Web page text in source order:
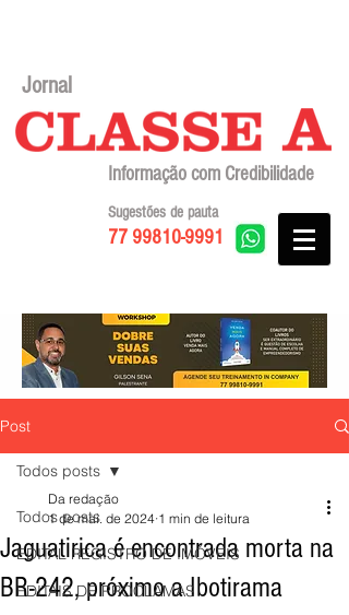
Jornal
Informação com Credibilidade
77 99810-9991
Sugestões de pauta
Post
Todos posts
EDITAL REGISTRO DE IMÓVEIS
EDITAIS DE PROCLAMAS
Todos posts
Jaguatirica é encontrada morta na
BR-242, próximo a Ibotirama
Da redação
1 de mai. de 2024 1 min de leitura